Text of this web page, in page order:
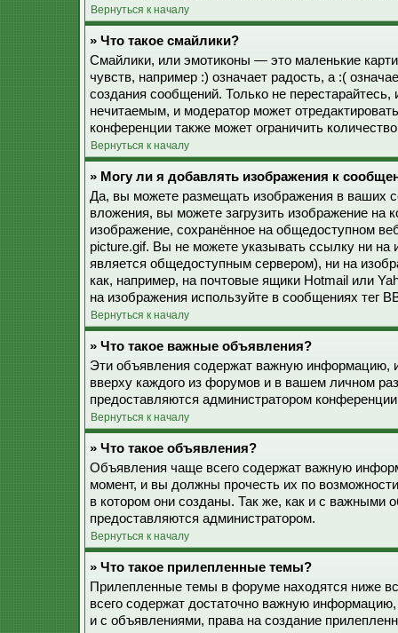
Вернуться к началу
» Что такое смайлики?
Смайлики, или эмотиконы — это маленькие
чувств, например :) означает радость, а :(
создания сообщений. Только не
нечитаемым, и модератор может
конференции также может ограничить
Вернуться к началу
» Могу ли я добавлять изображения к
Да, вы можете размещать изображения в ваших
вложения, вы можете загрузить изображение
изображение, сохранённое на общедоступном
picture.gif. Вы не можете указывать ссылку ни
является общедоступным сервером), ни на
как, например, на почтовые ящики Hotmail или
на изображения используйте в сообщениях тег
Вернуться к началу
» Что такое важные объявления?
Эти объявления содержат важную информацию,
вверху каждого из форумов и в вашем личном
предоставляются администратором
Вернуться к началу
» Что такое объявления?
Объявления чаще всего содержат важную
момент, и вы должны прочесть их по
в котором они созданы. Так же, как и с важными
предоставляются администратором.
Вернуться к началу
» Что такое прилепленные темы?
Прилепленные темы в форуме находятся ниже
всего содержат достаточно важную
и с объявлениями, права на создание